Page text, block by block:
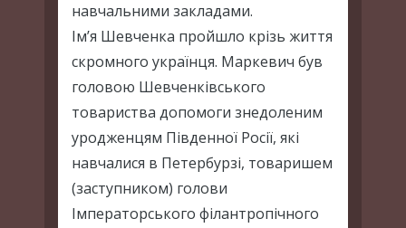
навчальними закладами.
Ім’я Шевченка пройшло крізь життя
скромного українця. Маркевич був
головою Шевченківського
товариства допомоги знедоленим
уродженцям Південної Росії, які
навчалися в Петербурзі, товаришем
(заступником) голови
Імператорського філантропічного